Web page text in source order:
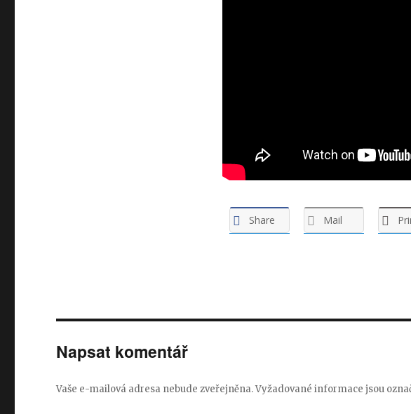
Share Mail
Napsat komentář
Vaše e-mailová adresa nebude zveřejněna.Vyžadované informace jsou